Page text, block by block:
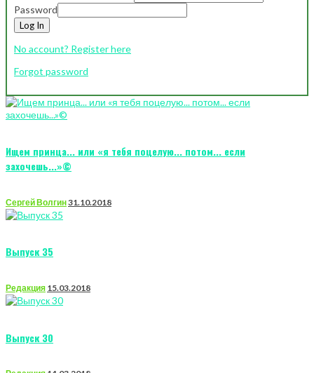
Password
Log In
No account? Register here
Forgot password
Ищем принца... или «я тебя поцелую... потом... если
захочешь...»©
Сергей Волгин31.10.2018
Выпуск 35
Редакция 15.03.2018
Выпуск 30